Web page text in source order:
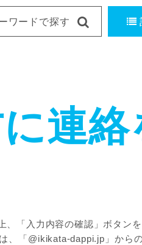
連絡
「入力内容の確認」ボタン
、「@ikikata-dappi.jp」から